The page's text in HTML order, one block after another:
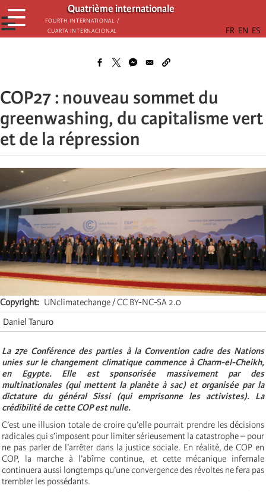
Aller
au
contenu
Quatrième internationale
Fourth International /
Cuarta Internacional
☰
☰
COP27 : nouveau sommet du
greenwashing, du capitalisme vert
et de la répression
Copyright
UNclimatechange / CC BY-NC-SA 2.0
Daniel Tanuro
La 27e Conférence des parties à la Convention cadre des Nations
unies sur le changement climatique commence à Charm-el-Cheikh,
en Egypte. Elle est sponsorisée massivement par des
multinationales (qui mettent la planète à sac) et organisée par la
dictature du général Sissi (qui emprisonne les activistes). La
crédibilité de cette COP est nulle.
C’est une illusion totale de croire qu’elle pourrait prendre les décisions
radicales qui s’imposent pour limiter sérieusement la catastrophe – pour
ne pas parler de l’arrêter dans la justice sociale. En réalité, de COP en
COP, la marche à l’abîme continue, et cette mécanique infernale
continuera aussi longtemps qu’une convergence des révoltes ne fera pas
trembler les possédants.